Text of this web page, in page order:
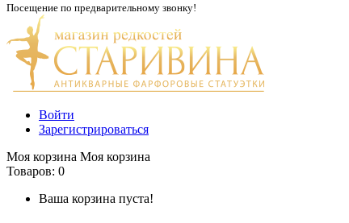
Посещение по предварительному звонку!
Войти
Зарегистрироваться
Моя корзина Моя корзина
Товаров: 0
Ваша корзина пуста!